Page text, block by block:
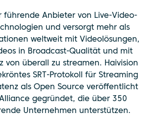
führende Anbieter von Live-Video-
und versorgt mehr als
weltweit mit Videolösungen,
in Broadcast-Qualität und mit
von überall zu streamen. Haivision
SRT-Protokoll für Streaming
als Open Source veröffentlicht
gegründet, die über 350
Unternehmen unterstützen.